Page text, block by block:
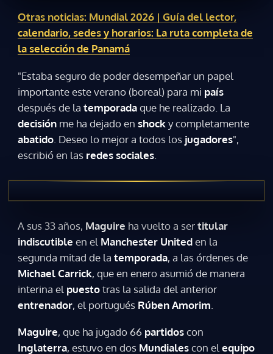
Otras noticias: Mundial 2026 | Guía del lector,
calendario, sedes y horarios: La ruta completa de
la selección de Panamá
"Estaba seguro de poder desempeñar un papel
importante este verano (boreal) para mi país
después de la temporadaque he realizado. La
decisión me ha dejado en shocky completamente
abatido . Deseo lo mejor a todos los jugadores",
escribió en las redes sociales
A sus 33 años, Maguire ha vuelto a sertitular
indiscutible en el Manchester Uniteden la
segunda mitad de la temporada, a las órdenes de
Michael Carrick, que en enero asumió de manera
interina el puestotras la salida del anterior
entrenador, el portugués Rúben Amorim
Maguire, que ha jugado 66 partidoscon
Inglaterra, estuvo en dos Mundialescon elequipo